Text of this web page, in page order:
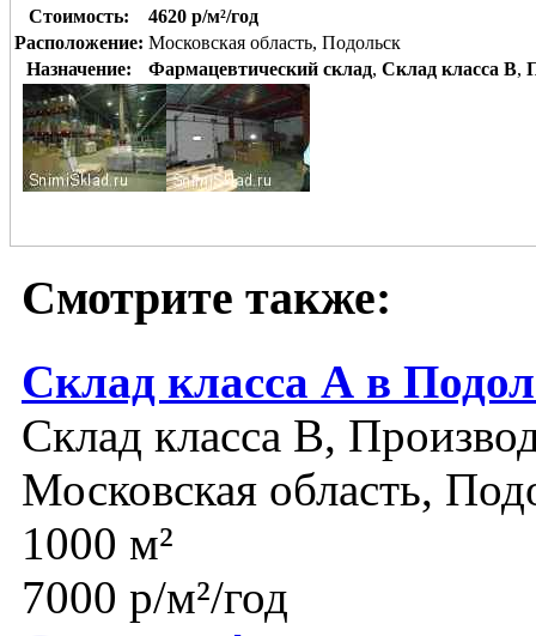
Стоимость:
4620 р/м²/год
Расположение: Московская область, Подольск
Назначение:
Фармацевтический склад, Склад класса B,
Смотрите также:
Склад класса А в
Склад класса B,
Московская область,
1000 м²
7000 р/м²/год